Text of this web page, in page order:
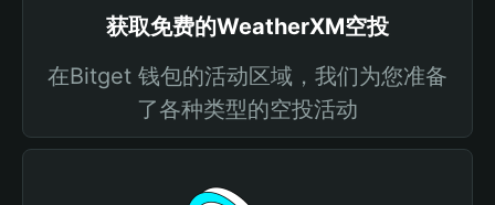
获取免费的WeatherXM空投
在Bitget 钱包的活动区域，我们为您准备
了各种类型的空投活动